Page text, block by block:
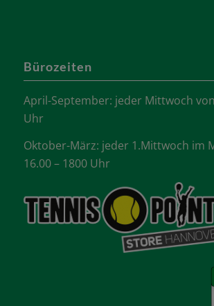
Bürozeiten
April-September: jeder Mittwoch
Uhr
Oktober-März: jeder 1.Mittwoch im
16.00 – 1800 Uhr